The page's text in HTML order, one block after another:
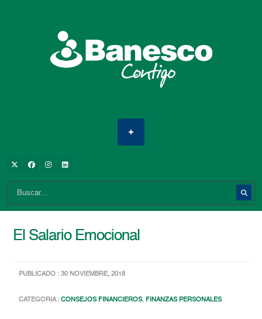
El Salario Emocional
PUBLICADO : 30 NOVIEMBRE, 2018
CATEGORIA :CONSEJOS FINANCIEROS, FINANZAS PERSONALES